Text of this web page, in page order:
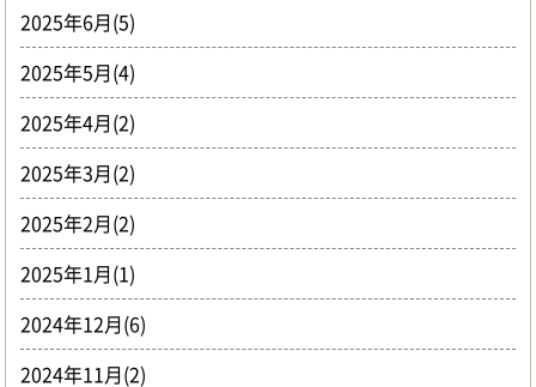
2025年6月(5)
2025年5月(4)
2025年4月(2)
2025年3月(2)
2025年2月(2)
2025年1月(1)
2024年12月(6)
2024年11月(2)